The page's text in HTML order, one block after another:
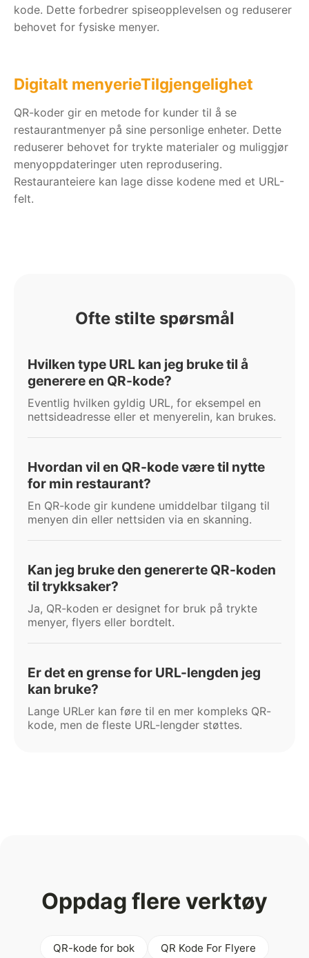
kode. Dette forbedrer spiseopplevelsen og reduserer
behovet for fysiske menyer.
Digitalt menyerieTilgjengelighet
QR-koder gir en metode for kunder til å se
restaurantmenyer på sine personlige enheter. Dette
reduserer behovet for trykte materialer og muliggjør
menyoppdateringer uten reprodusering.
Restauranteiere kan lage disse kodene med et URL-
felt.
Ofte stilte spørsmål
Hvilken type URL kan jeg bruke til å
generere en QR-kode?
Eventlig hvilken gyldig URL, for eksempel en
nettsideadresse eller et menyerelin, kan brukes.
Hvordan vil en QR-kode være til nytte
for min restaurant?
En QR-kode gir kundene umiddelbar tilgang til
menyen din eller nettsiden via en skanning.
Kan jeg bruke den genererte QR-koden
til trykksaker?
Ja, QR-koden er designet for bruk på trykte
menyer, flyers eller bordtelt.
Er det en grense for URL-lengden jeg
kan bruke?
Lange URLer kan føre til en mer kompleks QR-
kode, men de fleste URL-lengder støttes.
Oppdag flere verktøy
QR-kode for bok
QR Kode For Flyere